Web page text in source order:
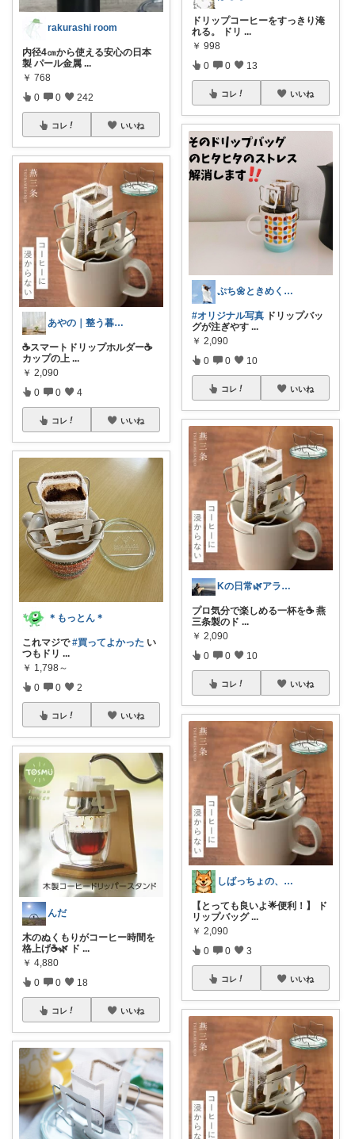
rakurashi room
内径4㎝から使える安心の日本
製 パール金属 ...
￥ 768
0 0 242
コレ いいね
あやの｜整う暮らしROOM
☕スマートドリップホルダー☕
カップの上 ...
￥ 2,090
0 0 4
コレ いいね
＊もっとん＊
これマジで#買ってよかった い
つもドリ ...
￥ 1,798～
0 0 2
コレ いいね
んだ
木のぬくもりがコーヒー時間を
格上げ☕🌿 ド ...
￥ 4,880
0 0 18
コレ いいね
ドリップコーヒーをすっきり淹
れる。 ドリ ...
￥ 998
0 0 13
コレ いいね
ぷち🌼ときめくモノと暮らす🌼
#オリジナル写真 ドリップバッ
グが注ぎやす ...
￥ 2,090
0 0 10
コレ いいね
Kの日常🌿アラフォー1人暮らしの日用品
プロ気分で楽しめる一杯を☕️ 燕
三条製のド ...
￥ 2,090
0 0 10
コレ いいね
しばっちょの、ちょっと元気な明日へ
【とっても良いよ🌟便利！】 ド
リップバッグ ...
￥ 2,090
0 0 3
コレ いいね